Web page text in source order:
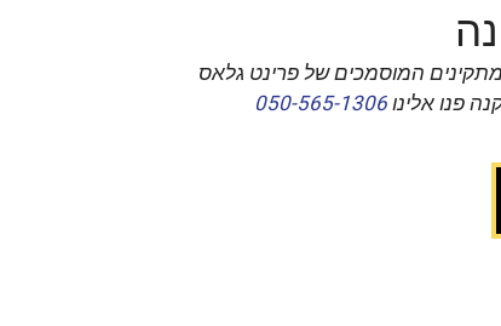
המוסמכים של פרינט גלאס
פנו אלינו050-565-1306